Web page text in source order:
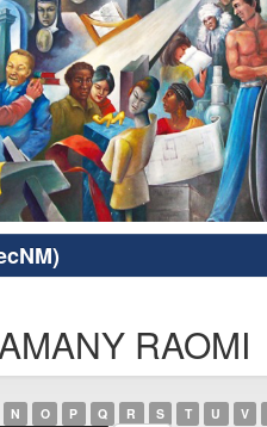
RAOMI
N O P Q R S T U V